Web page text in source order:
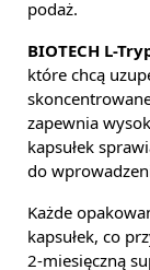
podaż.
BIOTECH L-
które chcą
zapewnia
kapsułek
do
Każde
kapsułek, co
2-miesięczną